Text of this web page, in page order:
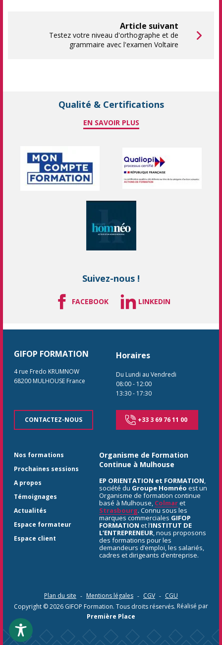
Article suivant
Testez votre niveau d'orthographe et de
grammaire avec l'examen Voltaire
Qualité & Certifications
EN SAVOIR PLUS
Suivez-nous !
FACEBOOK LINKEDIN
GIFOP FORMATION
4 rue Fredo KRUMNOW
68200 MULHOUSE France
CONTACTEZ-NOUS
Horaires
Du Lundi au Vendredi
08:00- 12:00
13:30- 17:30
+33 3 69 76 11 00
Nos formations
Prochaines sessions
A propos
Témoignages
Actualités
Espace formateur
Espace client
Organisme de Formation
Continue à Mulhouse
EP ORIENTATION et FORMATION,
société du Groupe Homnéo est un
Organisme de formation continue
basé à Mulhouse, Colmaret
Strasbourg. Connu sous les
marques commerciales GIFOP
FORMATION et l’INSTITUT DE
L’ENTREPRENEUR, nous proposons
des formations pour les
demandeurs d’emploi, les salariés,
cadres et dirigeants d’entreprise.
Plan du site Mentions légales CGV
CGU
Copyright © 2026 GIFOP Formation. Tous droits réservés. Réalisé par
Première Place